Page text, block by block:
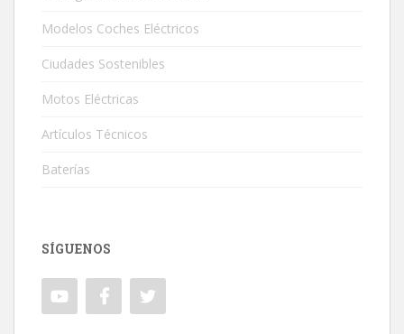
Modelos Coches Eléctricos
Ciudades Sostenibles
Motos Eléctricas
Artículos Técnicos
Baterías
SÍGUENOS